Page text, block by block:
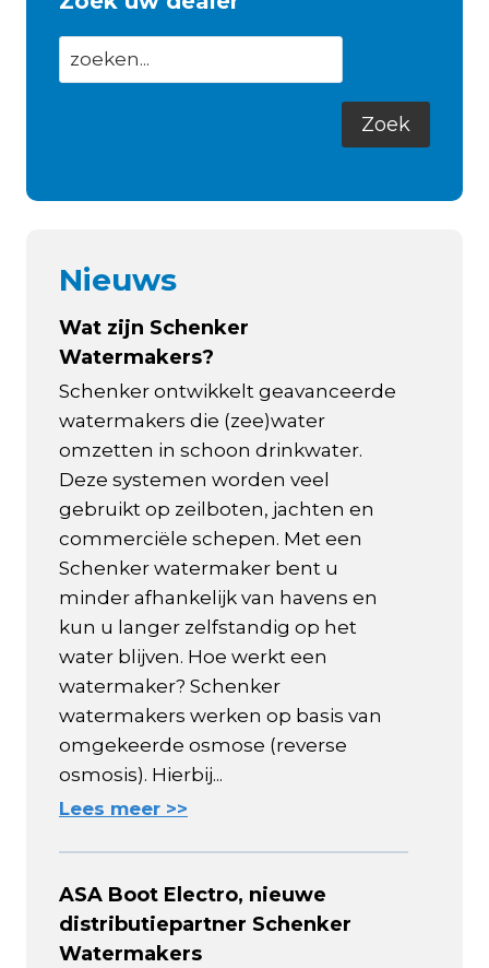
Nieuws
Wat zijn Schenker
Watermakers?
Schenker ontwikkelt geavanceerde
watermakers die (zee)water
omzetten in schoon drinkwater.
Deze systemen worden veel
gebruikt op zeilboten, jachten en
commerciële schepen. Met een
Schenker watermaker bent u
minder afhankelijk van havens en
kun u langer zelfstandig op het
water blijven. Hoe werkt een
watermaker? Schenker
watermakers werken op basis van
omgekeerde osmose (reverse
osmosis). Hierbij...
Lees meer >>
ASA Boot Electro, nieuwe
distributiepartner Schenker
Watermakers